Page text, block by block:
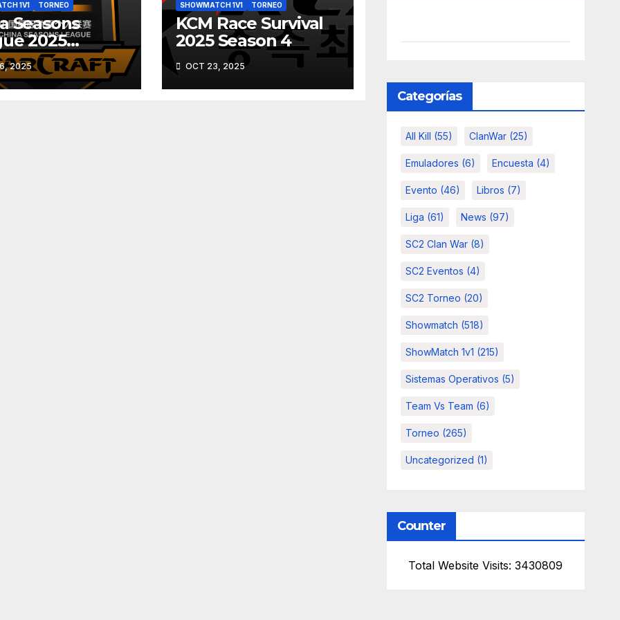
1V1 TORNEO
Seasons
2025
(CSL
18)
2025
SHOWMATCH 1V1 TORNEO
KCM Race Survival
2025 Season 4
OCT 23, 2025
Categorías
All Kill (55) ClanWar(25)
Emuladores (6) Encuesta (4)
Evento (46) Libros (7)
Liga (61) News (97)
SC2 Clan War(8)
SC2 Eventos (4)
SC2 Torneo (20)
Showmatch (518)
ShowMatch 1v1 (215)
Sistemas Operativos (5)
Team Vs Team (6)
Torneo (265)
Uncategorized (1)
Counter
Total Website Visits: 3430809